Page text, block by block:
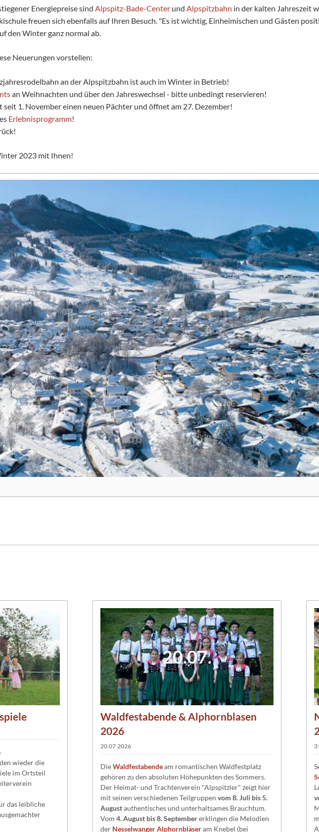
Energiepreise sind Alpspitz-Bade-Center und Alpspitzbahn in der kalten Jahreszeit
freuen sich ebenfalls auf Ihren Besuch. "Es ist wichtig, Einheimischen und Gästen
den Winter ganz normal ab.
Neuerungen vorstellen:
an der Alpspitzbahn ist auch im Winter in Betrieb!
an Weihnachten und über den Jahreswechsel - bitte unbedingt reservieren!
1. November einen neuen Pächter und öffnet am 27. Dezember!
Erlebnisprogramm!
2023 mit Ihnen!
wieder die
im Ortsteil
das leibliche
20.07.
Waldfestabende & Alphornblasen
2026
20.07.2026
DieWaldfestabendeam romantischen Waldfestplatz
gehören zu den absoluten Höhepunkten des Sommers.
Der Heimat- und Trachtenverein "Alpspitzler" zeigt hier
mit seinen verschiedenen Teilgruppen vom 8. Juli bis 5.
Augustauthentisches und unterhaltsames Brauchtum.
Vom 4. August bis 8. Septembererklingen die Melodien
der Nesselwanger Alphornbläseram Knebel (bei